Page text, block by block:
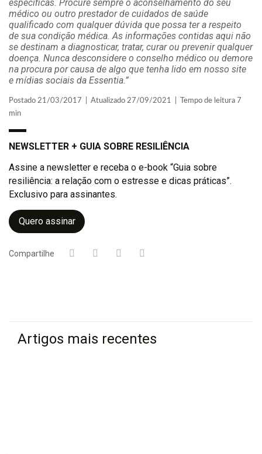
específicas. Procure sempre o aconselhamento do seu
médico ou outro prestador de cuidados de saúde
qualificado com qualquer dúvida que possa ter a respeito
de sua condição médica. As informações contidas aqui não
se destinam a diagnosticar, tratar, curar ou prevenir qualquer
doença. Nunca desconsidere o conselho médico ou demore
na procura por causa de algo que tenha lido em nosso site
e mídias sociais da Essentia.”
Postado 21/03/2017 | Atualizado 27/09/2021 | Tempo de leitura 7
min
NEWSLETTER + GUIA SOBRE RESILIÊNCIA
Assine a newsletter e receba o e-book “Guia sobre
resiliência: a relação com o estresse e dicas práticas”.
Exclusivo para assinantes.
Quero assinar
Compartilhe
Artigos mais recentes